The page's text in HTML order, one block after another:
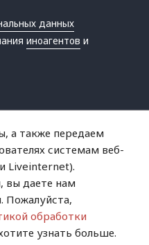
данных
иноагентов и
а также передаем
системам веб-
Liveinternet).
вы даете нам
Пожалуйста,
обработки
узнать больше.